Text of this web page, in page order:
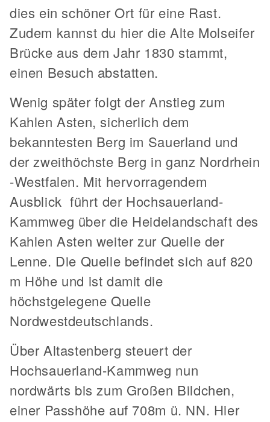
dies ein schöner Ort für eine Rast.
Zudem kannst du hier die Alte Molseifer
Brücke aus dem Jahr 1830 stammt,
einen Besuch abstatten.
Wenig später folgt der Anstieg zum
Kahlen Asten, sicherlich dem
bekanntesten Berg im Sauerland und
der zweithöchste Berg in ganz Nordrhein
-Westfalen. Mit hervorragendem
Ausblick führt der Hochsauerland-
Kammweg über die Heidelandschaft des
Kahlen Asten weiter zur Quelle der
Lenne. Die Quelle befindet sich auf 820
m Höhe und ist damit die
höchstgelegene Quelle
Nordwestdeutschlands.
Über Altastenberg steuert der
Hochsauerland-Kammweg nun
nordwärts bis zum Großen Bildchen,
einer Passhöhe auf 708m ü. NN. Hier